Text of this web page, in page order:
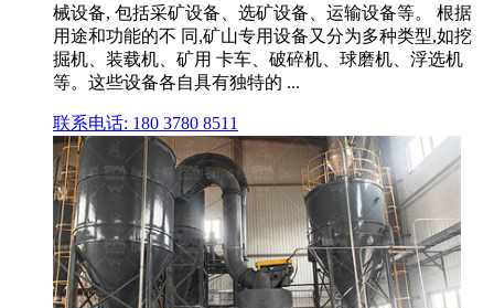
械设备, 包括采矿设备、选矿设备、运输设备等。 根据
用途和功能的不 同,矿山专用设备又分为多种类型,如挖
掘机、装载机、矿用 卡车、破碎机、球磨机、浮选机
等。这些设备各自具有独特的 ...
联系电话: 180 3780 8511